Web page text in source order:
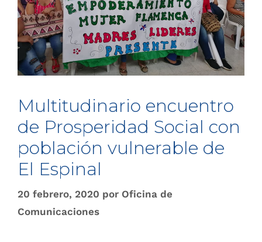
Multitudinar​io encuentro
de Prosperidad Social con
población vulnerable de
El Espinal​
20 febrero, 2020 por Oficina de
Comunicaciones